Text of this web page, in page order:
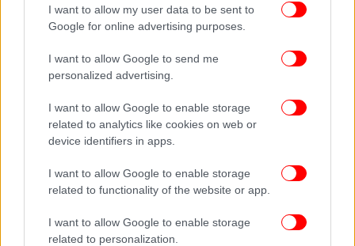
I want to allow my user data to be sent to
Google for online advertising purposes.
I want to allow Google to send me
personalized advertising.
I want to allow Google to enable storage
related to analytics like cookies on web or
device identifiers in apps.
I want to allow Google to enable storage
related to functionality of the website or app.
I want to allow Google to enable storage
related to personalization.
διαχειριστής στο μητρώο είναι κρίσιμη, καθώς σε
περίπτωση ελέγχου, αυτός φέρει την ευθύνη να
προσκομίσει όλα τα νομιμοποιητικά έγγραφα που
τεκμηριώνουν τη διαχείριση. Επίσης, ο
ή να τροποποιήσει δεδομένα έως την
οριστικοποίηση του μητρώου, η οποία πρέπει να
πραγματοποιείται μέχρι την 28η Φεβρουαρίου του
επόμενου έτους.
κινδυνεύουν με κορεσμό